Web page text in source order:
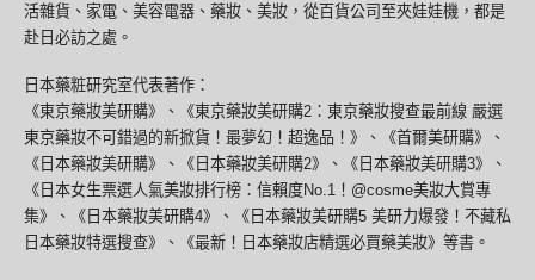
活雜貨、家電、美容電器、藥妝、美妝，從百貨公司至夾娃娃機，都是
赴日必訪之處。
日本藥粧研究室代表著作：
《東京藥妝美研購》、《東京藥妝美研購2：東京藥妝搜查最前線 嚴選
東京藥妝不可錯過的新掀貨！最夢幻！超逸品！》、《首爾美研購》、
《日本藥妝美研購》、《日本藥妝美研購2》、《日本藥妝美研購3》、
《日本女生票選人氣美妝排行榜：信賴度No.1！@cosme美妝大賞專
集》、《日本藥妝美研購4》、《日本藥妝美研購5 美研力爆發！不藏私
日本藥妝特選搜查》、《最新！日本藥妝店精選必買藥美妝》等書。